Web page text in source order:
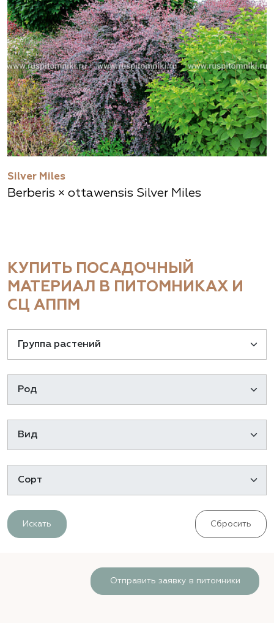
Silver Miles
Berberis × ottawensis Silver Miles
КУПИТЬ ПОСАДОЧНЫЙ
МАТЕРИАЛ В ПИТОМНИКАХ И
СЦ АППМ
Искать Сбросить
Отправить заявку в питомники